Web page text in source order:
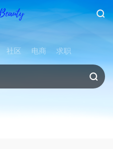
社区 电商 求职